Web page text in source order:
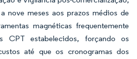
nove meses aos prazos médios de
magnéticas frequentemente
CPT estabelecidos, forçando os
até que os cronogramas dos